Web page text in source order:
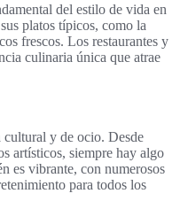
del estilo de vida en
platos típicos, como la
frescos. Los restaurantes y
culinaria única que atrae
y de ocio. Desde
artísticos, siempre hay algo
es vibrante, con numerosos
para todos los